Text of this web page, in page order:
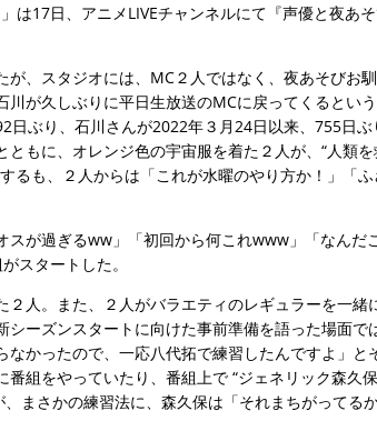
は17日、アニメLIVEチャンネルにて『声優と夜あ
、スタジオには、MC２人ではなく、夜あそびお
が久しぶりに平日生放送のMCに戻ってくるとい
ぶり、石川さんが2022年３月24日以来、755日ぶ
もに、オレンジ色の宇宙服を着た２人が、“人類
るも、２人からは「これが水曜のやり方か！」「
スが過ぎるww」「初回から何これwww」「なんだ
スタートした。
人。また、２人がバラエティのレギュラーを一緒
ーズンスタートに向けた事前準備を語った場面で
かったので、一応八代拓で練習したんですよ」と
組をやっていたり、番組上で “ジェネリック森久
まさかの練習法に、森久保は「それまちがってる